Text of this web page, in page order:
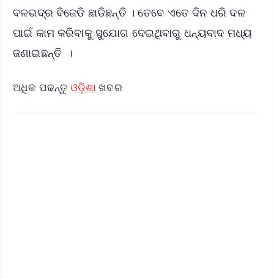
ବଳଭଦ୍ର ବିଜେଡି ଛାଡିଛନ୍ତି । ତେବେ ଏତେ ଦିନ ଧରି ଦଳ
ପାଇଁ କାମ କରିବାକୁ ସୁଯୋଗ ଦେଇଥିବାରୁ ଧନ୍ୟବାଦ ମଧ୍ୟ
ଜଣାଇଛନ୍ତି ।
ଅଧିକ ପଢନ୍ତୁ ଓଡ଼ିଶା ଖବର